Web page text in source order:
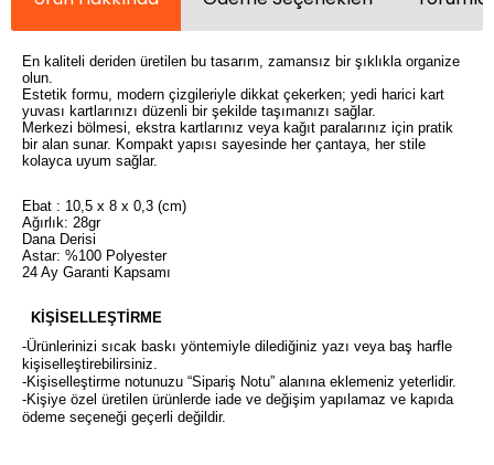
En kaliteli deriden üretilen bu tasarım, zamansız bir şıklıkla organize
olun.
Estetik formu, modern çizgileriyle dikkat çekerken; yedi harici kart
yuvası kartlarınızı düzenli bir şekilde taşımanızı sağlar.
Merkezi bölmesi, ekstra kartlarınız veya kağıt paralarınız için pratik
bir alan sunar. Kompakt yapısı sayesinde her çantaya, her stile
kolayca uyum sağlar.
Ebat : 10,5 x 8 x 0,3 (cm)
Ağırlık: 28gr
Dana Derisi
Astar: %100 Polyester
24 Ay Garanti Kapsamı
KİŞİSELLEŞTİRME
-Ürünlerinizi sıcak baskı yöntemiyle dilediğiniz yazı veya baş harfle
kişiselleştirebilirsiniz.
-Kişiselleştirme notunuzu “Sipariş Notu” alanına eklemeniz yeterlidir.
-Kişiye özel üretilen ürünlerde iade ve değişim yapılamaz ve kapıda
ödeme seçeneği geçerli değildir.